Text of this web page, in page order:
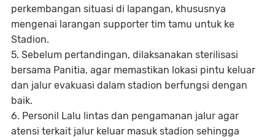
perkembangan situasi di lapangan, khususnya
mengenai larangan supporter tim tamu untuk ke
Stadion.
5. Sebelum pertandingan, dilaksanakan sterilisasi
bersama Panitia, agar memastikan lokasi pintu keluar
dan jalur evakuasi dalam stadion berfungsi dengan
baik.
6. Personil Lalu lintas dan pengamanan jalur agar
atensi terkait jalur keluar masuk stadion sehingga